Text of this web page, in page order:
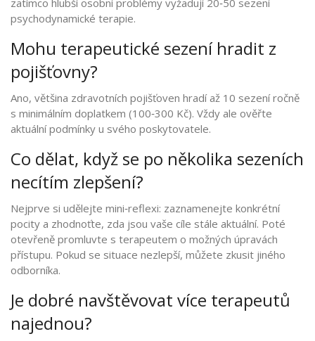
psychodynamické terapie.
Mohu terapeutické sezení hradit z
pojišťovny?
Ano, většina zdravotních pojišťoven hradí až 10 sezení ročně
s minimálním doplatkem (100‑300 Kč). Vždy ale ověřte
aktuální podmínky u svého poskytovatele.
Co dělat, když se po několika sezeních
necítím zlepšení?
Nejprve si udělejte mini‑reflexi: zaznamenejte konkrétní
pocity a zhodnoťte, zda jsou vaše cíle stále aktuální. Poté
otevřeně promluvte s terapeutem o možných úpravách
přístupu. Pokud se situace nezlepší, můžete zkusit jiného
odborníka.
Je dobré navštěvovat více terapeutů
najednou?